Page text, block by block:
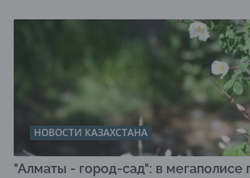
НОВОСТИ КАЗАХСТАНА
"Алматы - город-сад": в мегаполисе